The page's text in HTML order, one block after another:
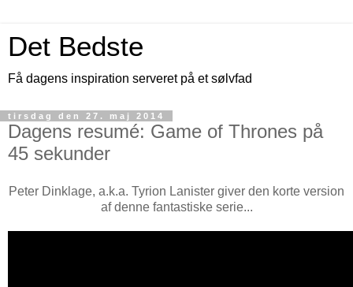
Det Bedste
Få dagens inspiration serveret på et sølvfad
tirsdag den 27. maj 2014
Dagens resumé: Game of Thrones på
45 sekunder
Peter Dinklage, a.k.a. Tyrion Lanister giver den korte version
af denne fantastiske serie...